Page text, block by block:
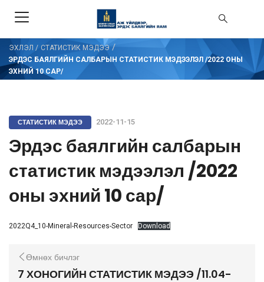
ЭХЛЭЛ / СТАТИСТИК МЭДЭЭ/
ЭРДЭС БАЯЛГИЙН САЛБАРЫН СТАТИСТИК МЭДЭЭЛЭЛ /2022 ОНЫ
ЭХНИЙ 10 САР/
СТАТИСТИК МЭДЭЭ 2022-11-15
Эрдэс баялгийн салбарын
статистик мэдээлэл /2022
оны эхний 10 сар/
2022Q4_10-Mineral-Resources-Sector Download
Өмнөх бичлэг
7 ХОНОГИЙН СТАТИСТИК МЭДЭЭ /11.04-